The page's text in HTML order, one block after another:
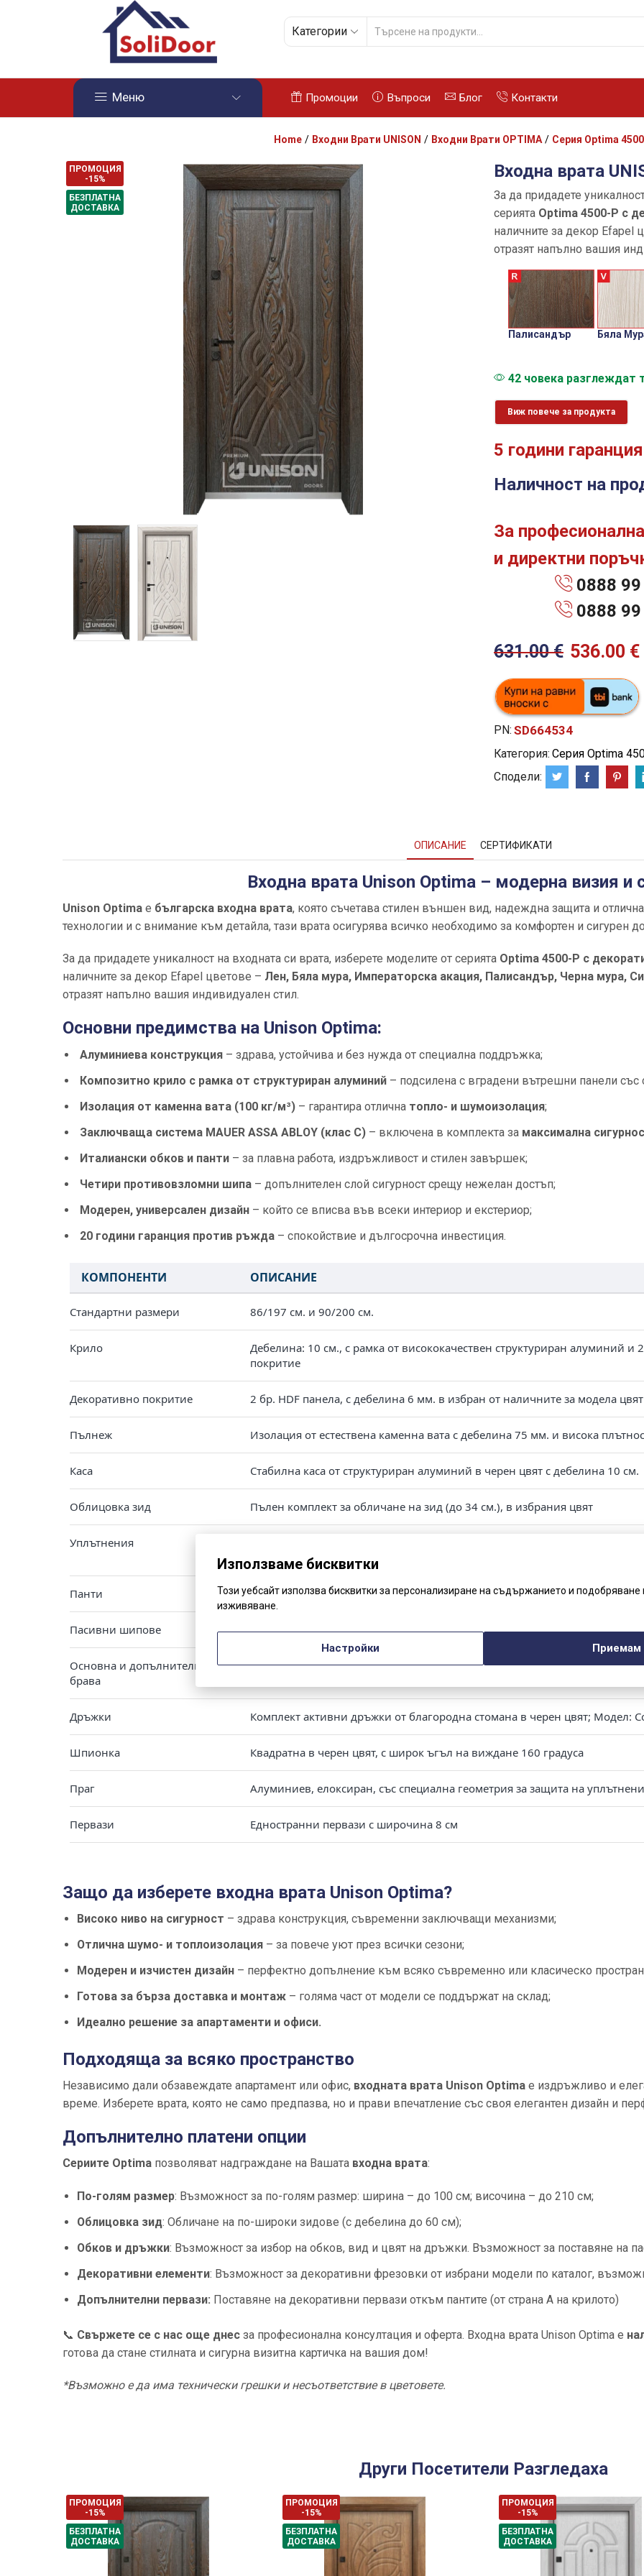
Категории
Меню Промоции Въпроси Блог Контакти
Home / Входни Врати UNISON / Входни Врати OPTIMA / Серия Optima 4500
ПРОМОЦИЯ
-15%
БЕЗПЛАТНА
ДОСТАВКА
Входна врата
За да придадете
серията Optima 4500-P с
наличните за декор Efapel
отразят напълно вашия
Палисандър Бяла
42 човека разглеждат
Виж повече за продукта
5 години гаранция
Наличност на
За
и директни
0888
0888
631.00€ 536.00 €
PN: SD664534
Категория: Серия Optima
Сподели:
ОПИСАНИЕ СЕРТИФИКАТИ
Входна врата Unison Optima – модерна визия и
Unison Optima е българска входна врата, която съчетава стилен външен вид, надеждна защита и
технологии и с внимание към детайла, тази врата осигурява всичко необходимо за комфортен и сигурен
За да придадете уникалност на входната си врата, изберете моделите от серията Optima 4500-P с
наличните за декор Efapel цветове – Лен, Бяла мура, Императорска акация, Палисандър, Черна мура,
отразят напълно вашия индивидуален стил.
Основни предимства на Unison Optima:
Алуминиева конструкция – здрава, устойчива и без нужда от специална поддръжка;
Композитно крило с рамка от структуриран алуминий – подсилена с вградени вътрешни панели
Изолация от каменна вата (100 кг/м³) – гарантира отлична топло- и шумоизолация;
Заключваща система MAUER ASSA ABLOY (клас C) – включена в комплекта за максимална
Италиански обков и панти – за плавна работа, издръжливост и стилен завършек;
Четири противовзломни шипа – допълнителен слой сигурност срещу нежелан достъп;
Модерен, универсален дизайн – който се вписва във всеки интериор и екстериор;
20 години гаранция против ръжда – спокойствие и дългосрочна инвестиция.
КОМПОНЕНТИ ОПИСАНИЕ
Стандартни размери 86/197 см. и 90/200 см.
Крило
Дебелина: 10 см., с рамка от висококачествен структуриран алуминий
покритие
Декоративно покритие 2 бр. HDF панела, с дебелина 6 мм. в избран от наличните за модела цвят
Пълнеж Изолация от естествена каменна вата с дебелина 75 мм. и висока
Каса Стабилна каса от структуриран алуминий в черен цвят с дебелина 10 см.
Облицовка зид Пълен комплект за обличане на зид (до 34 см.), в избрания цвят
Уплътнения
Полиуретанови, със специална обвивка, непозволяваща свиване във
каса и праг.
Панти 3 бр. регулируеми панти с капачки – италиански дизайн
Пасивни шипове 4 бр. противовзломни пасивни шипа
Основна и допълнителна
брава
MAUER Assa Abloy, class „C“ в комплект със секретен патрон с 5 ключа
Дръжки Комплект активни дръжки от благородна стомана в черен цвят; Модел:
Шпионка Квадратна в черен цвят, с широк ъгъл на виждане 160 градуса
Праг Алуминиев, елоксиран, със специална геометрия за защита на
Первази Едностранни первази с широчина 8 см
Защо да изберете входна врата Unison Optima?
Високо ниво на сигурност – здрава конструкция, съвременни заключващи механизми;
Отлична шумо- и топлоизолация – за повече уют през всички сезони;
Модерен и изчистен дизайн – перфектно допълнение към всяко съвременно или класическо
Готова за бърза доставка и монтаж – голяма част от модели се поддържат на склад;
Идеално решение за апартаменти и офиси.
Подходяща за всяко пространство
Независимо дали обзавеждате апартамент или офис, входната врата Unison Optima е издръжливо и
време. Изберете врата, която не само предпазва, но и прави впечатление със своя елегантен дизайн и
Допълнително платени опции
Сериите Optima позволяват надграждане на Вашата входна врата:
По-голям размер: Възможност за по-голям размер: ширина – до 100 см; височина – до 210 см;
Облицовка зид: Обличане на по-широки зидове (с дебелина до 60 см);
Обков и дръжки: Възможност за избор на обков, вид и цвят на дръжки. Възможност за поставяне на
Декоративни елементи: Възможност за декоративни фрезовки от избрани модели по каталог,
Допълнителни первази: Поставяне на декоративни первази откъм пантите (от страна А на крилото)
📞 Свържете се с нас още днес за професионална консултация и оферта. Входна врата Unison Optima е
готова да стане стилната и сигурна визитна картичка на вашия дом!
*Възможно е да има технически грешки и несъответствие в цветовете.
Други Посетители Разгледаха
ПРОМОЦИЯ
-15%
БЕЗПЛАТНА
ДОСТАВКА
ПРОМОЦИЯ
-15%
БЕЗПЛАТНА
ДОСТАВКА
ПРОМОЦИЯ
-15%
БЕЗПЛАТНА
ДОСТАВКА
Използваме бисквитки
Този уебсайт използва бисквитки за персонализиране на съдържанието и подобряване
изживяване.
Настройки Приемам